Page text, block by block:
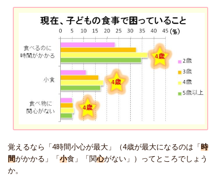
覚えるなら「4時間小心が最大」（4歳が最大になるのは「時
間がかかる」「小食」「関心がない」）ってところでしょう
か。